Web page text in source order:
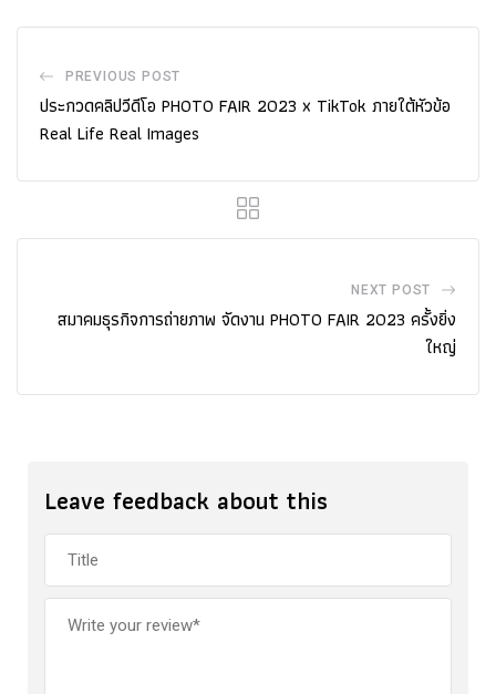
PREVIOUS POST
ประกวดคลิปวีดีโอ PHOTO FAIR 2023 x TikTok ภายใต้หัวข้อ
Real Life Real Images
NEXT POST
สมาคมธุรกิจการถ่ายภาพ จัดงาน PHOTO FAIR 2023 ครั้งยิ่ง
ใหญ่
Leave feedback about this